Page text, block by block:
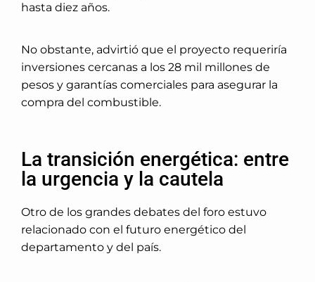
hasta diez años.
No obstante, advirtió que el proyecto requeriría
inversiones cercanas a los 28 mil millones de
pesos y garantías comerciales para asegurar la
compra del combustible.
La transición energética: entre
la urgencia y la cautela
Otro de los grandes debates del foro estuvo
relacionado con el futuro energético del
departamento y del país.